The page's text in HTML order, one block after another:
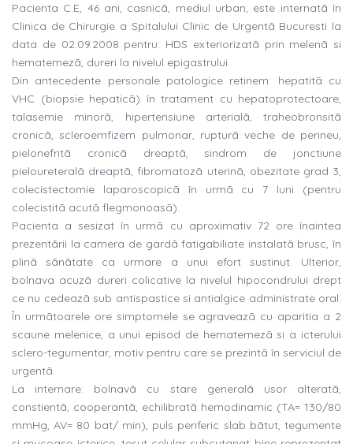
Pacienta C.E, 46 ani, casnicã, mediul urban, este internatã în
Clinica de Chirurgie a Spitalului Clinic de Urgentã Bucuresti la
data de 02.09.2008 pentru: HDS exteriorizatã prin melenã si
hematemezã, dureri la nivelul epigastrului.
Din antecedente personale patologice retinem: hepatitã cu
VHC (biopsie hepaticã) în tratament cu hepatoprotectoare,
talasemie minorã, hipertensiune arterialã, traheobronsitã
cronicã, scleroemfizem pulmonar, rupturã veche de perineu,
pielonefritã cronicã dreaptã, sindrom de jonctiune
pieloureteralã dreaptã, fibromatozã uterinã, obezitate grad 3,
colecistectomie laparoscopicã în urmã cu 7 luni (pentru
colecistitã acutã flegmonoasã).
Pacienta a sesizat în urmã cu aproximativ 72 ore înaintea
prezentãrii la camera de gardã fatigabiliate instalatã brusc, în
plinã sãnãtate ca urmare a unui efort sustinut. Ulterior,
bolnava acuzã dureri colicative la nivelul hipocondrului drept
ce nu cedeazã sub antispastice si antialgice administrate oral.
În urmãtoarele ore simptomele se agraveazã cu aparitia a 2
scaune melenice, a unui episod de hematemezã si a icterului
sclero-tegumentar, motiv pentru care se prezintã în serviciul de
urgentã.
La internare: bolnavã cu stare generalã usor alteratã,
constientã, cooperantã, echilibratã hemodinamic (TA= 130/80
mmHg, AV= 80 bat/ min), puls periferic slab bãtut, tegumente